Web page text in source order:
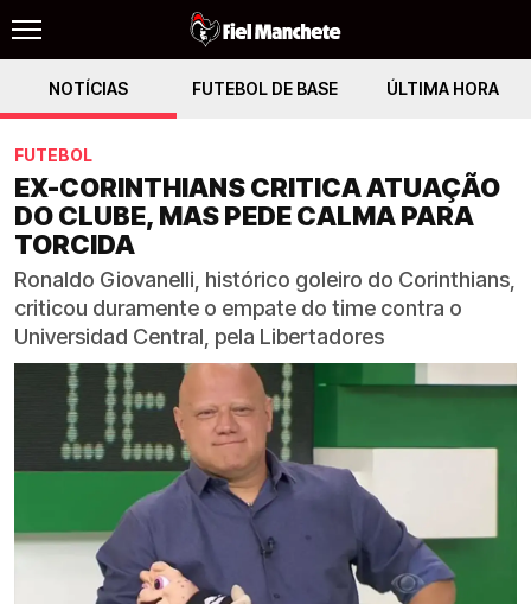
NOTÍCIAS FUTEBOL DE BASE ÚLTIMA HORA
FUTEBOL
EX-CORINTHIANS CRITICA ATUAÇÃO
DO CLUBE, MAS PEDE CALMA PARA
TORCIDA
Ronaldo Giovanelli, histórico goleiro do Corinthians,
criticou duramente o empate do time contra o
Universidad Central, pela Libertadores